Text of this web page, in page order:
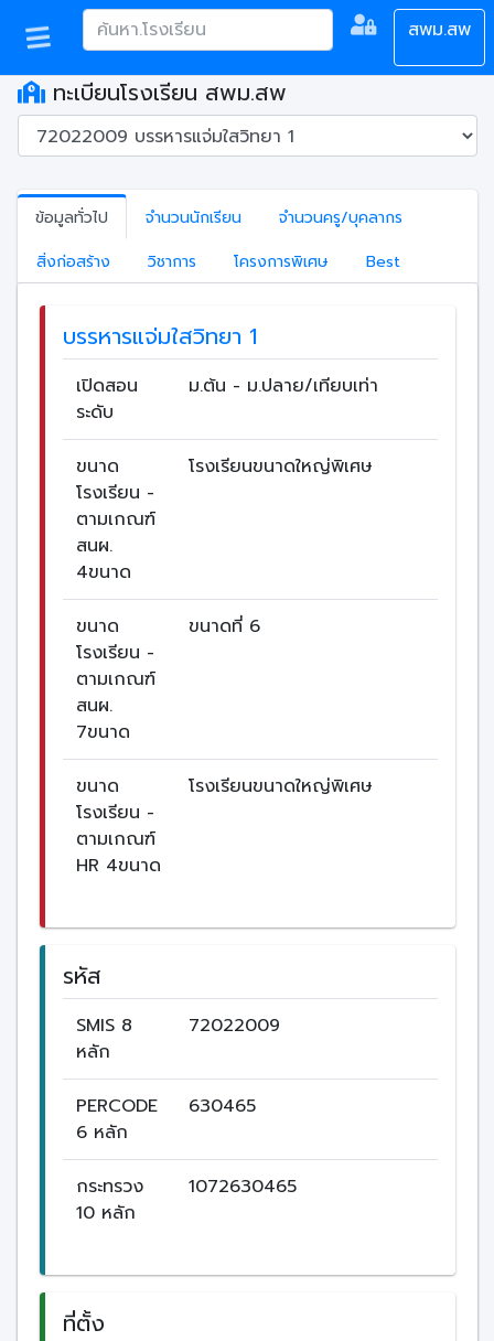
สพม.สพ
ทะเบียนโรงเรียน สพม.สพ
ข้อมูลทั่วไป จำนวนนักเรียน
จำนวนครู/บุคลากร
สิ่งก่อสร้าง
วิชาการ โครงการพิเศษ Best
บรรหารแจ่มใสวิทยา 1
เปิดสอน
ระดับ
ม.ต้น - ม.ปลาย/เทียบเท่า
ขนาด
โรงเรียน -
ตามเกณฑ์
สนผ.
4ขนาด
โรงเรียนขนาดใหญ่พิเศษ
ขนาด
โรงเรียน -
ตามเกณฑ์
สนผ.
7ขนาด
ขนาดที่ 6
ขนาด
โรงเรียน -
ตามเกณฑ์
HR 4ขนาด
โรงเรียนขนาดใหญ่พิเศษ
รหัส
SMIS 8
หลัก
72022009
PERCODE
6 หลัก
630465
กระทรวง
10 หลัก
1072630465
ที่ตั้ง